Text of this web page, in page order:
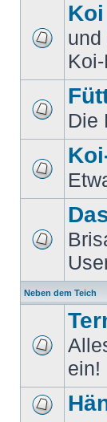
und
Die
Neben dem Teich
ein!